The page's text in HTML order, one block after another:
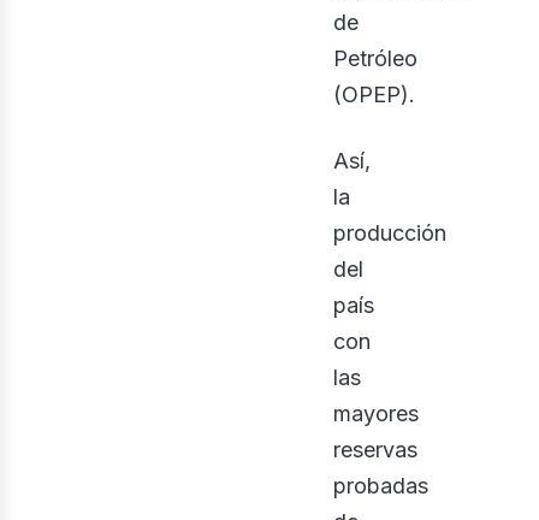
de
Petróleo
(OPEP).
Así,
la
producción
del
país
con
las
mayores
reservas
probadas